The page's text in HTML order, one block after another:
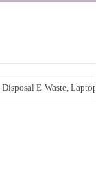
E-Waste,